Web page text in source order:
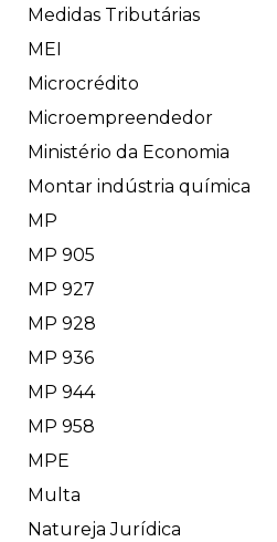
Medidas Tributárias
MEI
Microcrédito
Microempreendedor
Ministério da Economia
Montar indústria química
MP
MP 905
MP 927
MP 928
MP 936
MP 944
MP 958
MPE
Multa
Natureja Jurídica